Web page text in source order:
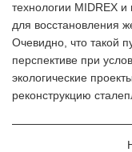
технологии MIDREX
для восстановления
Очевидно, что такой
перспективе при
экологические
реконструкцию